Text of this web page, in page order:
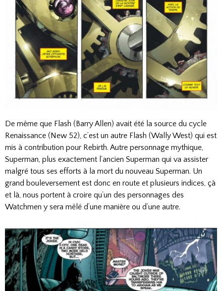
De même que Flash (Barry Allen) avait été la source du cycle
Renaissance (New 52), c’est un autre Flash (Wally West) qui est
mis à contribution pour Rebirth. Autre personnage mythique,
Superman, plus exactement l’ancien Superman qui va assister
malgré tous ses efforts à la mort du nouveau Superman. Un
grand bouleversement est donc en route et plusieurs indices, çà
et là, nous portent à croire qu’un des personnages des
Watchmen y sera mêlé d’une manière ou d’une autre.